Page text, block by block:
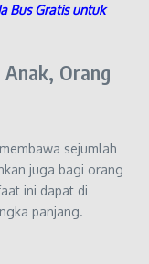
Bus Gratis untuk
Orang
sejumlah
juga bagi orang
ini dapat di
panjang.